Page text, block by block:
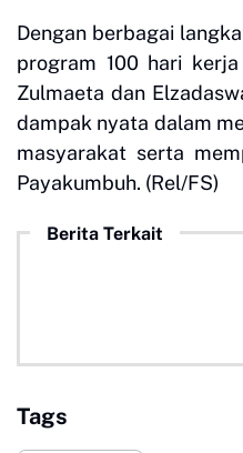
Dengan berbagai
program 100 hari
Zulmaeta dan
dampak nyata dalam
masyarakat serta
Payakumbuh. (Rel/FS)
Berita Terkait
Tags